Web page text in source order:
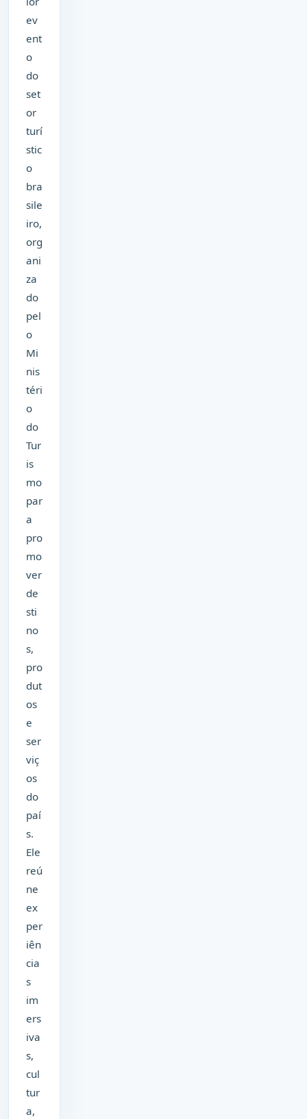
ev
ent
o
do
set
or
turí
stic
o
bra
sile
iro,
org
ani
za
do
pel
o
Mi
nis
téri
o
do
Tur
is
mo
par
a
pro
mo
ver
de
sti
no
s,
pro
dut
os
e
ser
viç
os
do
paí
s.
Ele
reú
ne
ex
per
iên
cia
s
im
ers
iva
s,
cul
tur
a,